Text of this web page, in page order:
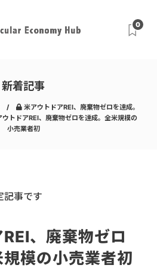
0
新着記事
米アウトドアREI、廃棄物ゼロを達成。
ウトドアREI、廃棄物ゼロを達成。全米規模の
小売業者初
記事です
、廃棄物ゼロ
模の小売業者初